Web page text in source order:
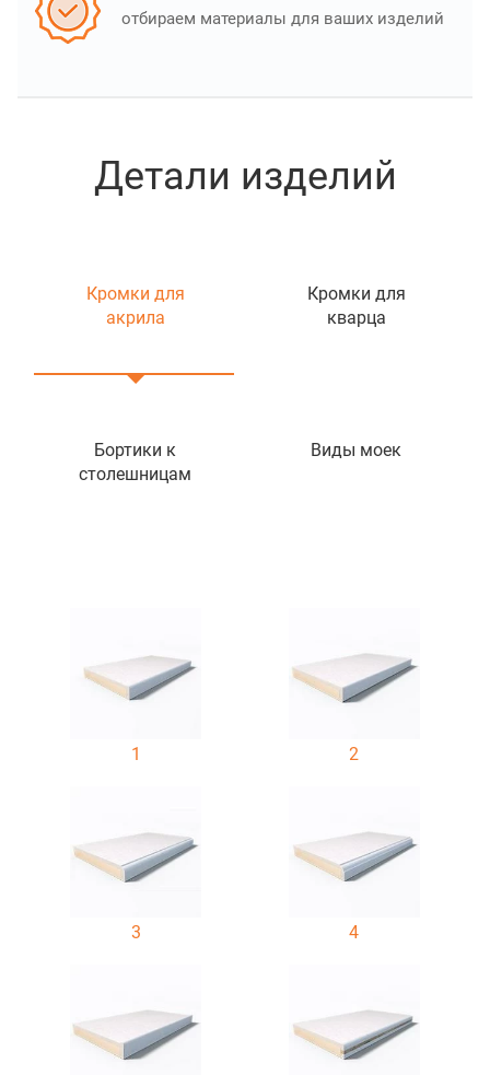
отбираем материалы для ваших изделий
Детали изделий
Кромки для
акрила
Кромки для
кварца
Бортики к
столешницам
Виды моек
1 2
3 4